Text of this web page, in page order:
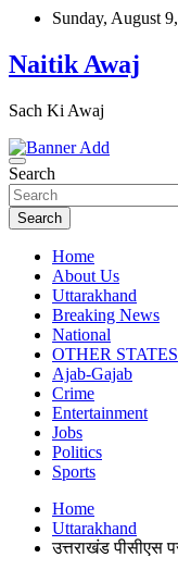
Skip
content
Sunday, August
Naitik Awaj
Sach Ki Awaj
Search
Search
Home
About Us
Uttarakhand
Breaking News
National
OTHER STATES
Ajab-Gajab
Crime
Entertainment
Jobs
Politics
Sports
Home
Uttarakhand
उत्तराखंड पीसीएस